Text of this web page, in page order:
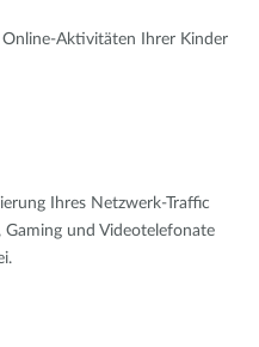
Aktivitäten Ihrer Kinder
Ihres Netzwerk-Traffic
und Videotelefonate